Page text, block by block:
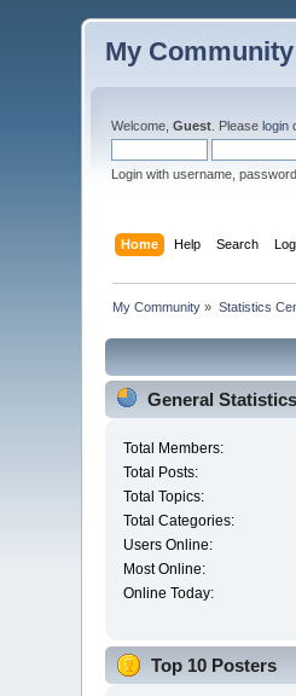
My Community
Welcome,Guest . Pleaselogin
Login with username,
Home Help Search
My Community » Statistics
General Statistics
Total Members:
Total Posts:
Total Topics:
Total Categories:
Users Online:
Most Online:
Online Today:
Top 10 Posters